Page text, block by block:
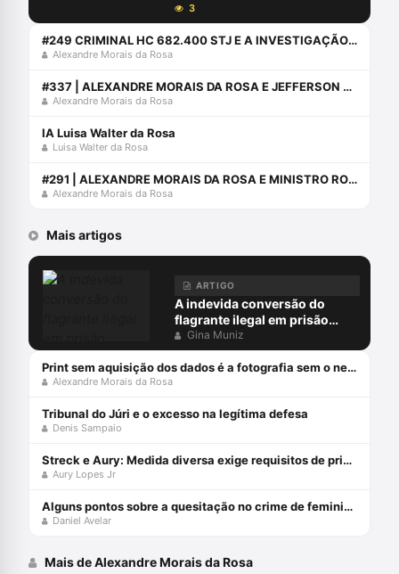
3
#249 CRIMINAL HC 682.400 STJ E A INVESTIGAÇÃO MADURA
Alexandre Morais da Rosa
#337 | ALEXANDRE MORAIS DA ROSA E JEFFERSON NASCIMENTO DA SILVA CONVERSAM SOBRE LEI DE DROGAS
Alexandre Morais da Rosa
IA Luisa Walter da Rosa
Luisa Walter da Rosa
#291 | ALEXANDRE MORAIS DA ROSA E MINISTRO ROGÉRIO SCHIETTI FALAM SOBRE OS DESAFIOS NO STJ
Alexandre Morais da Rosa
Mais artigos
ARTIGO
A indevida conversão do
flagrante ilegal em prisão
preventiva
Gina Muniz
Print sem aquisição dos dados é a fotografia sem o negativo
Alexandre Morais da Rosa
Tribunal do Júri e o excesso na legítima defesa
Denis Sampaio
Streck e Aury: Medida diversa exige requisitos de prisão!
Aury Lopes Jr
Alguns pontos sobre a quesitação no crime de feminicídio
Daniel Avelar
Mais de Alexandre Morais da Rosa